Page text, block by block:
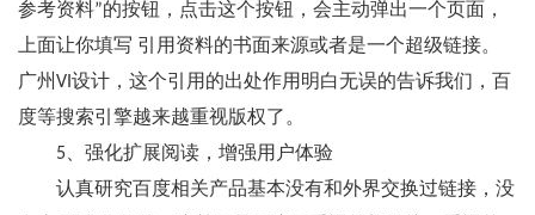
参考资料”的按钮，点击这个按钮，会主动弹出一个页面，
上面让你填写 引用资料的书面来源或者是一个超级链接。
广州VI设计，这个引用的出处作用明白无误的告诉我们，百
度等搜索引擎越来越重视版权了。
5、强化扩展阅读，增强用户体验
认真研究百度相关产品基本没有和外界交换过链接，没